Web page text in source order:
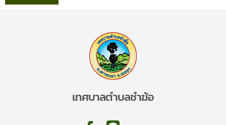
เทศบาลตำบลชำฆ้อ